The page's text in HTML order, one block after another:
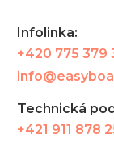
Infolinka:
+420 775 379
Technická
+421 911 878